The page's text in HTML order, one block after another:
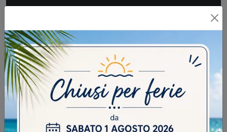
SFOGLIA I NOSTRI CATALOGHI
INVIA